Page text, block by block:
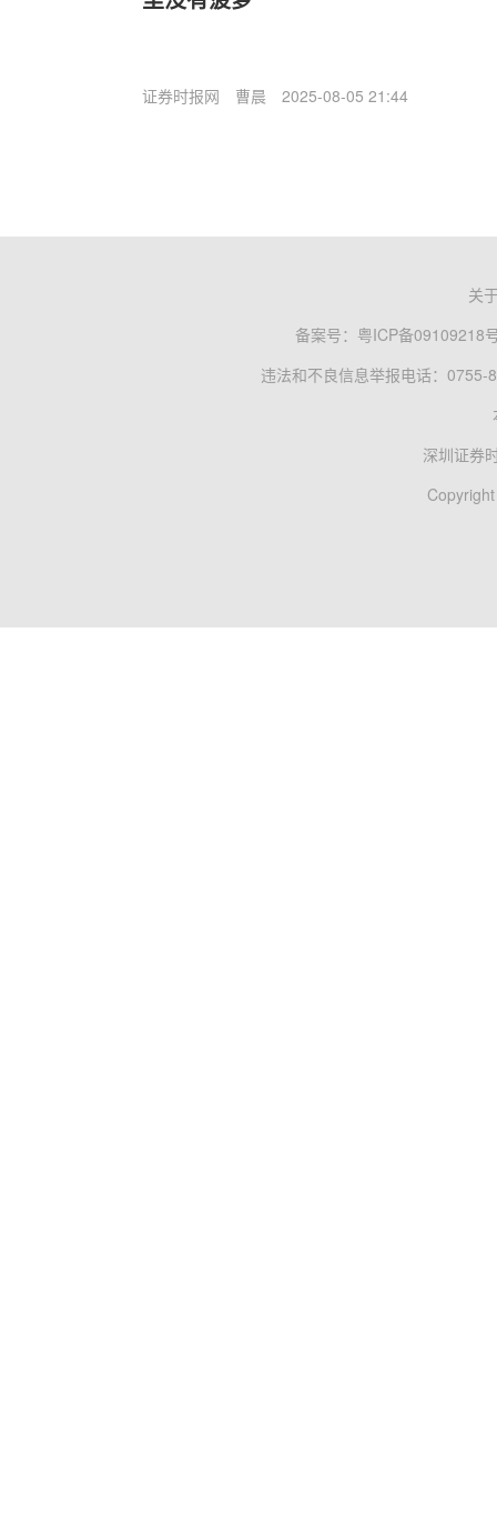
证券时报网 曹晨 2025-08-05 21:44
关
备案号： 粤ICP备09109218
违法和不良信息举报电话：0755-
深圳证券